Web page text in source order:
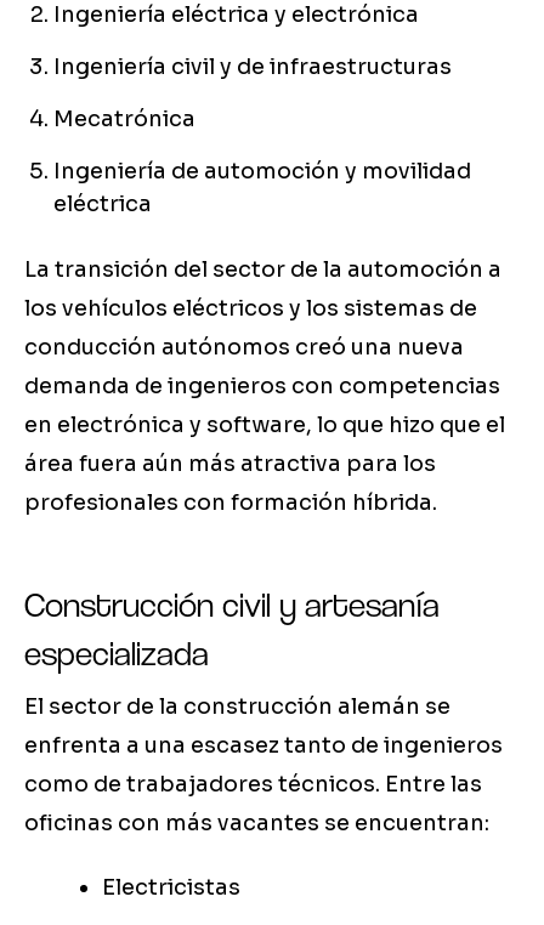
Ingeniería eléctrica y electrónica
Ingeniería civil y de infraestructuras
Mecatrónica
Ingeniería de automoción y movilidad
eléctrica
La transición del sector de la automoción a
los vehículos eléctricos y los sistemas de
conducción autónomos creó una nueva
demanda de ingenieros con competencias
en electrónica y software, lo que hizo que el
área fuera aún más atractiva para los
profesionales con formación híbrida.
Construcción civil y artesanía
especializada
El sector de la construcción alemán se
enfrenta a una escasez tanto de ingenieros
como de trabajadores técnicos. Entre las
oficinas con más vacantes se encuentran:
Electricistas